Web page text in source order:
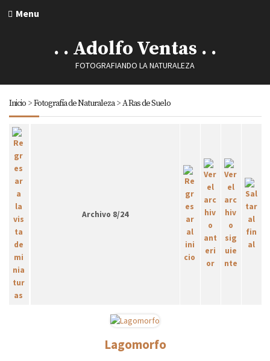
Menu
. . Adolfo Ventas . .
FOTOGRAFIANDO LA NATURALEZA
Inicio>Fotografía de Naturaleza>A Ras de Suelo
Archivo 8/24
Lagomorfo